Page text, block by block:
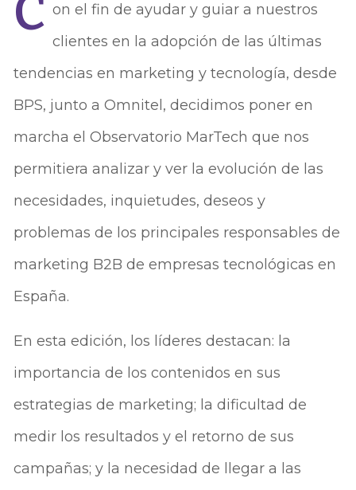
on el fin de ayudar y guiar a nuestros
clientes en la adopción de las últimas
tendencias en marketing y tecnología, desde
BPS, junto a Omnitel, decidimos poner en
marcha el Observatorio MarTech que nos
permitiera analizar y ver la evolución de las
necesidades, inquietudes, deseos y
problemas de los principales responsables de
marketing B2B de empresas tecnológicas en
España.
En esta edición, los líderes destacan: la
importancia de los contenidos en sus
estrategias de marketing; la dificultad de
medir los resultados y el retorno de sus
campañas; y la necesidad de llegar a las